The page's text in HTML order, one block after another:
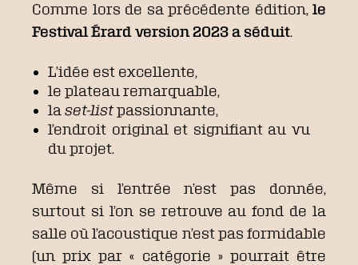
Comme lors de sa précédente édition, le
Festival Érard version 2023 a séduit.
L’idée est excellente,
le plateau remarquable,
la set-listpassionnante,
l’endroit original et signifiant au vu
du projet.
Même si l’entrée n’est pas donnée,
surtout si l’on se retrouve au fond de la
salle où l’acoustique n’est pas formidable
(un prix par « catégorie » pourrait être